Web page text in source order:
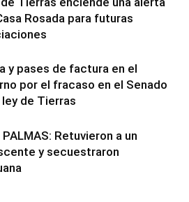
Rosada para futuras
y pases de factura en el
por el fracaso en el Senado
ley de Tierras
PALMAS: Retuvieron a un
y secuestraron